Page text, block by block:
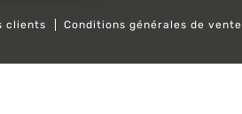
clients Conditions générales de vente